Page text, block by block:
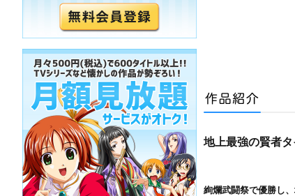
地上最強の賢者
絢爛武闘祭で優勝し